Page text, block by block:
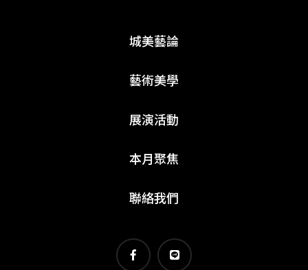
城美藝論
藝術美學
展演活動
本月聚焦
聯絡我們